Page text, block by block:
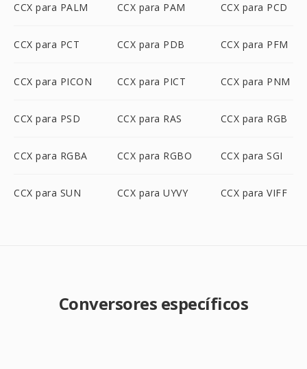
CCX para PALM CCX para PAM CCX para PCD
CCX para PCT CCX para PDB CCX para PFM
CCX para PICON CCX para PICT CCX para PNM
CCX para PSD CCX para RAS CCX para RGB
CCX para RGBA CCX para RGBO CCX para SGI
CCX para SUN CCX para UYVY CCX para VIFF
Conversores específicos